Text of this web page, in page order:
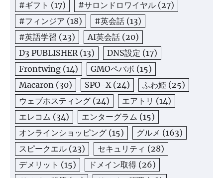
#ギフト (17) #サロンドロワイヤル (27)
#フィンジア (18) #英会話 (13)
#英語学習 (23) AI英会話 (20)
D3 PUBLISHER(13) DNS設定 (17)
Frontwing (14) GMOペパボ (15)
Macaron (30) SPO-X(24) ふわ姫 (25)
ウェブホスティング (24) エアトリ (14)
エレコム (34) エンターグラム (15)
オンラインショッピング (15) グルメ (163)
スピークエル (23) セキュリティ (28)
デメリット (15) ドメイン取得 (26)